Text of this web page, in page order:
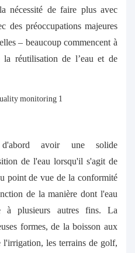
nécessité de faire plus avec
des préoccupations majeures
– beaucoup commencent à
la réutilisation de l’eau et de
avoir une solide
de l'eau lorsqu'il s'agit de
point de vue de la conformité
de la manière dont l'eau
à plusieurs autres fins. La
formes, de la boisson aux
l'irrigation, les terrains de golf,